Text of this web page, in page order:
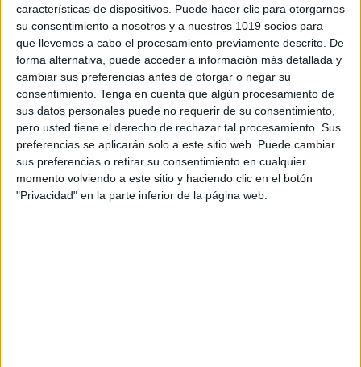
características de dispositivos. Puede hacer clic para otorgarnos
su consentimiento a nosotros y a nuestros 1019 socios para
que llevemos a cabo el procesamiento previamente descrito. De
forma alternativa, puede acceder a información más detallada y
cambiar sus preferencias antes de otorgar o negar su
consentimiento. Tenga en cuenta que algún procesamiento de
sus datos personales puede no requerir de su consentimiento,
pero usted tiene el derecho de rechazar tal procesamiento. Sus
preferencias se aplicarán solo a este sitio web. Puede cambiar
sus preferencias o retirar su consentimiento en cualquier
momento volviendo a este sitio y haciendo clic en el botón
"Privacidad" en la parte inferior de la página web.